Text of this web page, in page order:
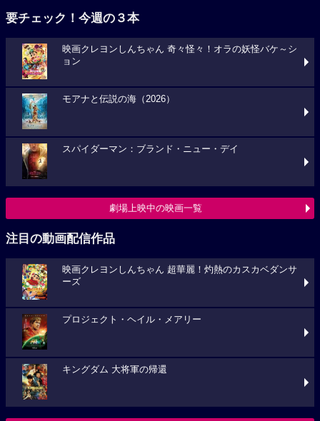
要チェック！今週の３本
映画クレヨンしんちゃん 奇々怪々！オラの妖怪バケ～シ
ョン
モアナと伝説の海（2026）
スパイダーマン：ブランド・ニュー・デイ
劇場上映中の映画一覧
注目の動画配信作品
映画クレヨンしんちゃん 超華麗！灼熱のカスカベダンサ
ーズ
プロジェクト・ヘイル・メアリー
キングダム 大将軍の帰還